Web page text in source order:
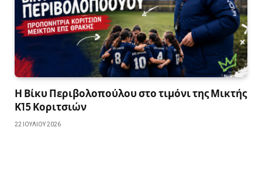
Η Βίκυ Περιβολοπούλου στο τιμόνι της Μικτής
Κ15 Κοριτσιών
22 ΙΟΥΛΊΟΥ 2026